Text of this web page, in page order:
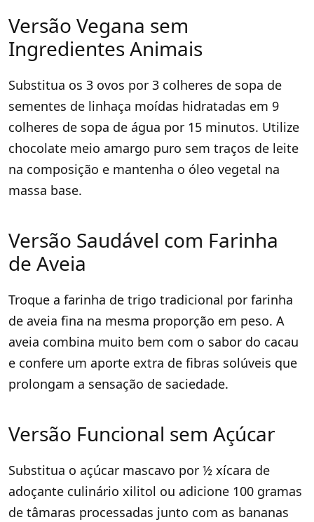
Versão Vegana sem
Ingredientes Animais
Substitua os 3 ovos por 3 colheres de sopa de
sementes de linhaça moídas hidratadas em 9
colheres de sopa de água por 15 minutos. Utilize
chocolate meio amargo puro sem traços de leite
na composição e mantenha o óleo vegetal na
massa base.
Versão Saudável com Farinha
de Aveia
Troque a farinha de trigo tradicional por farinha
de aveia fina na mesma proporção em peso. A
aveia combina muito bem com o sabor do cacau
e confere um aporte extra de fibras solúveis que
prolongam a sensação de saciedade.
Versão Funcional sem Açúcar
Substitua o açúcar mascavo por ½ xícara de
adoçante culinário xilitol ou adicione 100 gramas
de tâmaras processadas junto com as bananas